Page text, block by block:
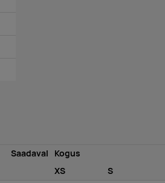
Saadaval
Kogus
XS
S